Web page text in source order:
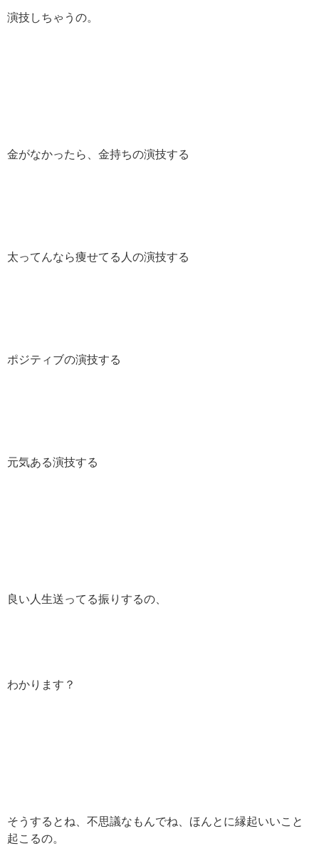
演技しちゃうの。
金がなかったら、金持ちの演技する
太ってんなら痩せてる人の演技する
ポジティブの演技する
元気ある演技する
良い人生送ってる振りするの、
わかります？
そうするとね、不思議なもんでね、ほんとに縁起いいこと
起こるの。